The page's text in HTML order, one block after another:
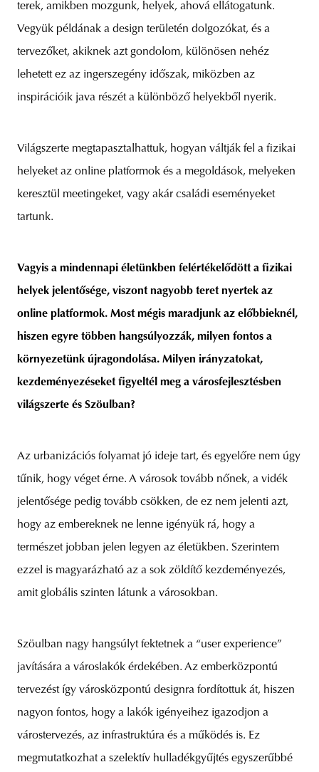
terek, amikben mozgunk, helyek, ahová ellátogatunk.
Vegyük példának a design területén dolgozókat, és a
tervezőket, akiknek azt gondolom, különösen nehéz
lehetett ez az ingerszegény időszak, miközben az
inspirációik java részét a különböző helyekből nyerik.
Világszerte megtapasztalhattuk, hogyan váltják fel a fizikai
helyeket az online platformok és a megoldások, melyeken
keresztül meetingeket, vagy akár családi eseményeket
tartunk.
Vagyis a mindennapi életünkben felértékelődött a fizikai
helyek jelentősége, viszont nagyobb teret nyertek az
online platformok. Most mégis maradjunk az előbbieknél,
hiszen egyre többen hangsúlyozzák, milyen fontos a
környezetünk újragondolása. Milyen irányzatokat,
kezdeményezéseket figyeltél meg a városfejlesztésben
világszerte és Szöulban?
Az urbanizációs folyamat jó ideje tart, és egyelőre nem úgy
tűnik, hogy véget érne. A városok tovább nőnek, a vidék
jelentősége pedig tovább csökken, de ez nem jelenti azt,
hogy az embereknek ne lenne igényük rá, hogy a
természet jobban jelen legyen az életükben. Szerintem
ezzel is magyarázható az a sok zöldítő kezdeményezés,
amit globális szinten látunk a városokban.
Szöulban nagy hangsúlyt fektetnek a “user experience”
javítására a városlakók érdekében. Az emberközpontú
tervezést így városközpontú designra fordítottuk át, hiszen
nagyon fontos, hogy a lakók igényeihez igazodjon a
várostervezés, az infrastruktúra és a működés is. Ez
megmutatkozhat a szelektív hulladékgyűjtés egyszerűbbé